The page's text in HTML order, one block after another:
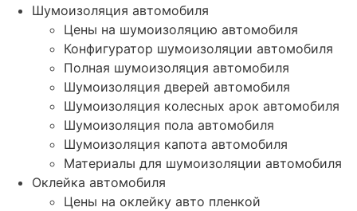
Шумоизоляция автомобиля
Цены на шумоизоляцию автомобиля
Конфигуратор шумоизоляции автомобиля
Полная шумоизоляция автомобиля
Шумоизоляция дверей автомобиля
Шумоизоляция колесных арок автомобиля
Шумоизоляция пола автомобиля
Шумоизоляция капота автомобиля
Материалы для шумоизоляции автомобиля
Оклейка автомобиля
Цены на оклейку авто пленкой